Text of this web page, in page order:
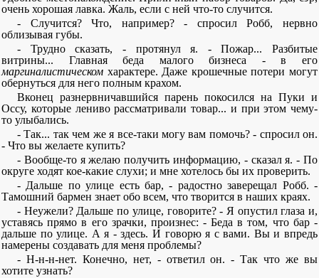
очень хорошая лавка. Жаль, если с ней что-то случится.
- Случится? Что, например? - спросил Робб, нервно
облизывая губы.
- Трудно сказать, - протянул я. - Пожар... Разбитые
витрины... Главная беда малого бизнеса - в его
маргиналистическом характере. Даже крошечные потери могут
обернуться для него полным крахом.
Вконец разнервничавшийся парень покосился на Пуки и
Оссу, которые лениво рассматривали товар... и при этом чему-
то улыбались.
- Так... так чем же я все-таки могу вам помочь? - спросил он.
- Что вы желаете купить?
- Вообще-то я желаю получить информацию, - сказал я. - По
округе ходят кое-какие слухи; и мне хотелось бы их проверить.
- Дальше по улице есть бар, - радостно заверещал Робб. -
Тамошний бармен знает обо всем, что творится в наших краях.
- Неужели? Дальше по улице, говорите? - Я опустил глаза и,
уставясь прямо в его зрачки, произнес: - Беда в том, что бар -
дальше по улице. А я - здесь. И говорю я с вами. Вы и впредь
намерены создавать для меня проблемы?
- Н-н-н-нет. Конечно, нет, - ответил он. - Так что же вы
хотите узнать?